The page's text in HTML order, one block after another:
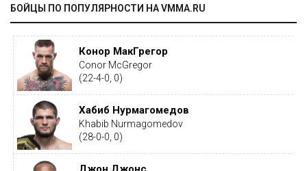
БОЙЦЫ ПО ПОПУЛЯРНОСТИ НА VMMA.RU
Конор МакГрегор
Conor McGregor
(22-4-0, 0)
Хабиб Нурмагомедов
Khabib Nurmagomedov
(28-0-0, 0)